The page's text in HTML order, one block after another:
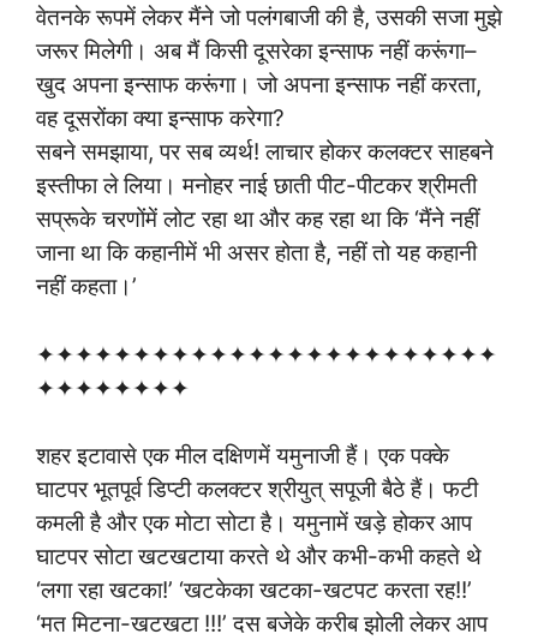
वेतनके रूपमें लेकर मैंने जो पलंगबाजी की है, उसकी सजा मुझे
जरूर मिलेगी। अब मैं किसी दूसरेका इन्साफ नहीं करूंगा–
खुद अपना इन्साफ करूंगा। जो अपना इन्साफ नहीं करता,
वह दूसरोंका क्या इन्साफ करेगा?
सबने समझाया, पर सब व्यर्थ! लाचार होकर कलक्टर साहबने
इस्तीफा ले लिया। मनोहर नाई छाती पीट-पीटकर श्रीमती
सप्रूके चरणोंमें लोट रहा था और कह रहा था कि ‘मैंने नहीं
जाना था कि कहानीमें भी असर होता है, नहीं तो यह कहानी
नहीं कहता।’
✦✦✦✦✦✦✦✦✦✦✦✦✦✦✦✦✦✦✦✦✦✦✦✦
✦✦✦✦✦✦✦✦
शहर इटावासे एक मील दक्षिणमें यमुनाजी हैं। एक पक्के
घाटपर भूतपूर्व डिप्टी कलक्टर श्रीयुत् सपूजी बैठे हैं। फटी
कमली है और एक मोटा सोटा है। यमुनामें खड़े होकर आप
घाटपर सोटा खटखटाया करते थे और कभी-कभी कहते थे
‘लगा रहा खटका!’ ‘खटकेका खटका-खटपट करता रह!!’
‘मत मिटना-खटखटा !!!’ दस बजेके करीब झोली लेकर आप